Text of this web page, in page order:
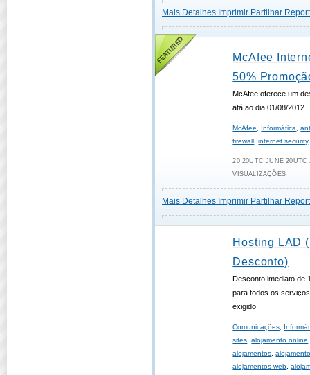
Mais Detalhes Imprimir Partilhar
McAfee
50%
McAfee oferece um
atá ao dia 01/08/2012
McAfee Informática ,
firewall ,internet security
20 20UTC JUNE 20UTC
VISUALIZAÇÕES
Mais Detalhes Imprimir Partilhar
Hosting LAD
Desconto)
Desconto imediato de
para todos os
exigido.
Comunicações
sites ,alojamento online
alojamentos ,
alojamentos web ,